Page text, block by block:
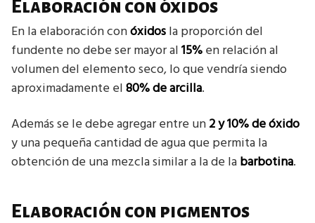
Elaboración con óxidos
En la elaboración conóxidosla proporción del
fundente no debe ser mayor al15%en relación al
volumen del elemento seco, lo que vendría siendo
aproximadamente el80% de arcilla.
Además se le debe agregar entre un2 y 10% de óxido
y una pequeña cantidad de agua que permita la
obtención de una mezcla similar a la de labarbotina.
Elaboración con pigmentos